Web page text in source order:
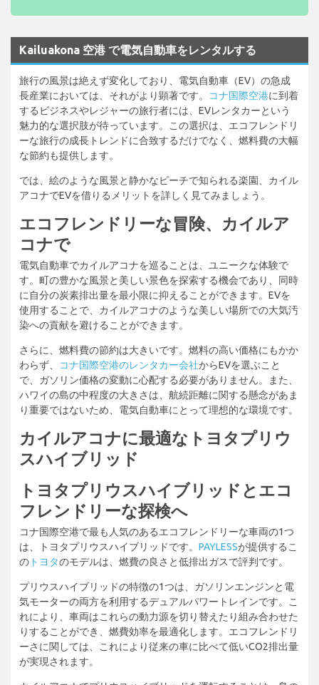
Kailuakona 空港 で電気自動車をレンタルする
旅行の風景は絶えず変化しており、電気自動車（EV）の急成
長産業においては、それがより顕著です。
コナ国際空港に到着
するビジネスやレジャーの旅行者には、EVレンタカーという
魅力的な選択肢が待っています。この選択は、エコフレンドリ
ーな旅行の成長トレンドに合致するだけでなく、燃料費の大幅
な節約も提供します。
では、絵のような風景と静かなビーチで知られる楽園、カイル
アコナでEVを借りるメリットを詳しく見てみましょう。
エコフレンドリーな冒険、カイルア
コナで
電気自動車でカイルアコナを巡ることは、ユニークな体験で
す。町の豊かな風景と美しい景色を探索する機会であり、同時
に自分の炭素排出量を最小限に抑えることができます。EVを
使用することで、カイルアコナのような美しい場所での大気汚
染への貢献を避けることができます。
さらに、燃料費の節約は大きいです。燃料の高い価格にもかか
わらず、
コナ国際空港のレンタカー会社からEVを選ぶこと
で、ガソリン価格の変動に心配する必要がありません。また、
ハワイの島の中程度の大きさは、航続距離に関する懸念があま
り重要ではないため、電気自動車にとって理想的な環境です。
カイルアコナに最適なトヨタプリウ
スハイブリッド
トヨタプリウスハイブリッドとエコ
フレンドリーな探検へ
コナ国際空港で最も人気のあるエコフレンドリーな車両の1つ
は、トヨタプリウスハイブリッドです。 PAYLESSが提供するこ
の トヨタのモデルは、燃費の良さと低排出ガスで評判です。
プリウスハイブリッドの特徴の1つは、ガソリンエンジンと電
気モーターの両方を利用するデュアルパワートレインです。こ
れにより、車両はこれらの動力源を切り替えたり組み合わせた
りすることができ、燃費効率を最適化します。エコフレンドリ
ーさに関しては、これにより従来の車に比べて低いCO2排出量
が実現されます。